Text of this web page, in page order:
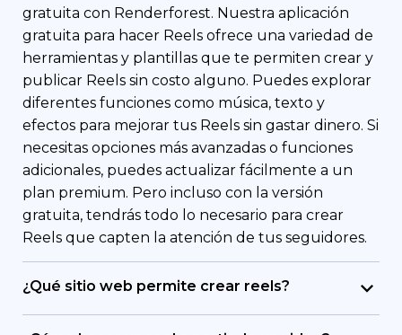
gratuita con Renderforest. Nuestra aplicación
gratuita para hacer Reels ofrece una variedad de
herramientas y plantillas que te permiten crear y
publicar Reels sin costo alguno. Puedes explorar
diferentes funciones como música, texto y
efectos para mejorar tus Reels sin gastar dinero. Si
necesitas opciones más avanzadas o funciones
adicionales, puedes actualizar fácilmente a un
plan premium. Pero incluso con la versión
gratuita, tendrás todo lo necesario para crear
Reels que capten la atención de tus seguidores.
¿Qué sitio web permite crear reels?
Renderforest es tu sitio ideal para crear Reels de